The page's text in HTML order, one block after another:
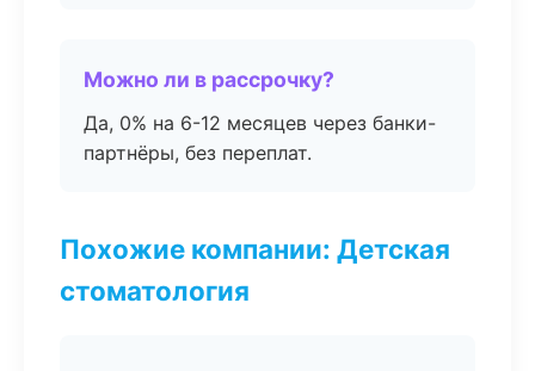
Можно ли в рассрочку?
Да, 0% на 6-12 месяцев через банки-
партнёры, без переплат.
Похожие компании: Детская
стоматология